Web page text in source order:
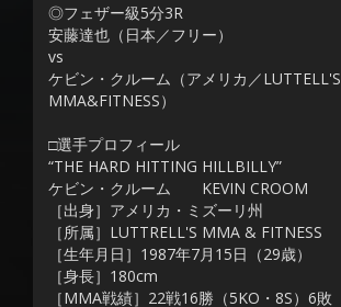
◎フェザー級5分3R
安藤達也（日本／フリー）
vs
ケビン・クルーム（アメリカ／LUTTELL'S
MMA&FITNESS）
□選手プロフィール
“THE HARD HITTING HILLBILLY”
ケビン・クルーム KEVIN CROOM
［出身］アメリカ・ミズーリ州
［所属］LUTTRELL'S MMA & FITNESS
［生年月日］1987年7月15日（29歳）
［身長］180cm
［MMA戦績］22戦16勝（5KO・8S）6敗